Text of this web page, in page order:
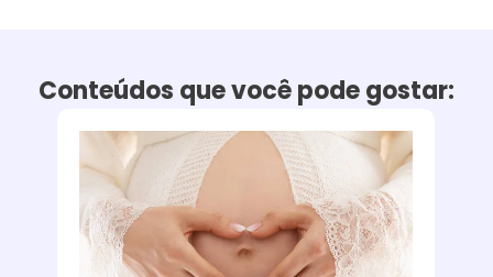
Conteúdos que você pode gostar: